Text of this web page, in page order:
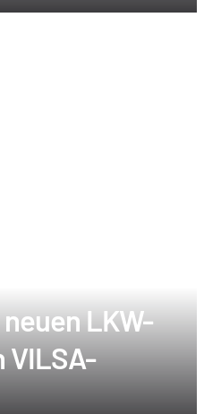
LKW-
VILSA-